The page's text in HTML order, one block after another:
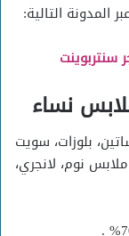
التالية:
نساء
بلوزات، سويت
نوم، لانجري،